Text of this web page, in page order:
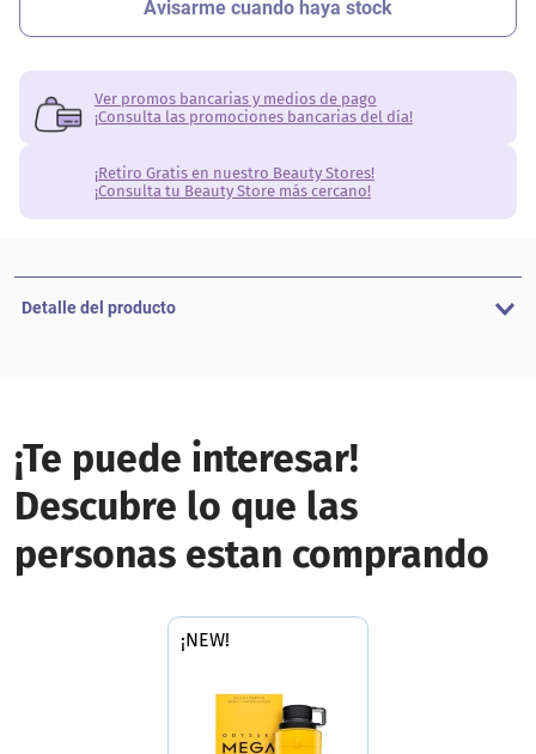
Ver promos bancarias y medios de pago
¡Consulta las promociones bancarias del día!
¡Retiro Gratis en nuestro Beauty Stores!
¡Consulta tu Beauty Store más cercano!
Detalle del producto
¡Te puede interesar!
Descubre lo que las
personas estan comprando
¡NEW!